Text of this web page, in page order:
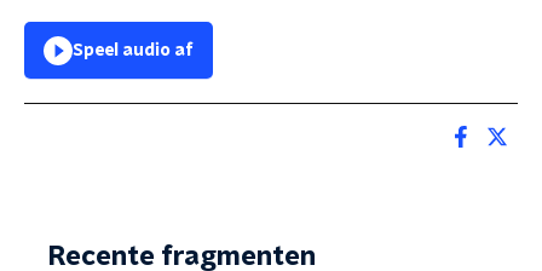
Speel audio af
Recente fragmenten